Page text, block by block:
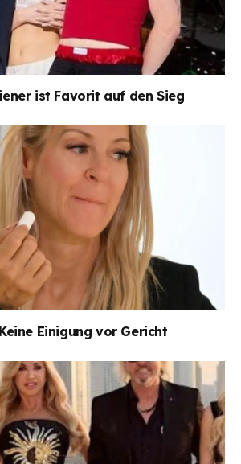
ist Favorit auf den Sieg
Einigung vor Gericht